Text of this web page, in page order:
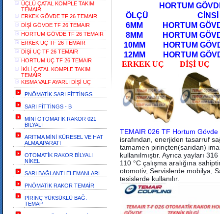
ÜÇLÜ ÇATAL KOMPLE TAKIM
TEMAIR
ERKEK GÖVDE TF 26 TEMAIR
DİŞİ GÖVDE TF 26 TEMAIR
HORTUM GÖVDE TF 26 TEMAIR
ERKEK UÇ TF 26 TEMAIR
DİŞİ UÇ TF 26 TEMAIR
HORTUM UÇ TF 26 TEMAIR
İKİLİ ÇATAL KOMPLE TAKIM
TEMAIR
KISMA VALF AYARLI DİŞİ UÇ
PNÖMATİK SARI FİTTİNGS
SARI FİTTİNGS - B
MİNİ OTOMATİK RAKOR 021
BİLYALI
ARITMA MİNİ KÜRESEL VE HAT
ALMA APARATI
OTOMATİK RAKOR BİLYALI
NİKEL
SARI BAĞLANTI ELEMANLARI
PNÖMATİK RAKOR TEMAİR
PİRİNÇ YÜKSÜKLÜ BAĞ.
TEMAP
HORTUM GÖVDE
ÖLÇÜ
6MM HORTUM
8MM HORTUM
10MM HORTUM
12MM HORTUM
ERKEK UÇ DİŞİ UÇ
TEMAIR 026 TF Hortum Gövde
israfından, enerjiden tasarruf
tamamen pirinçten(sarıdan)
kullanılmıştır. Ayrıca yayları
110 °C çalışma aralığına
otomotiv, Servislerde mobilya,
tesislerde kullanılır.